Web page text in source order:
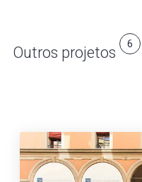
Outros projetos 6